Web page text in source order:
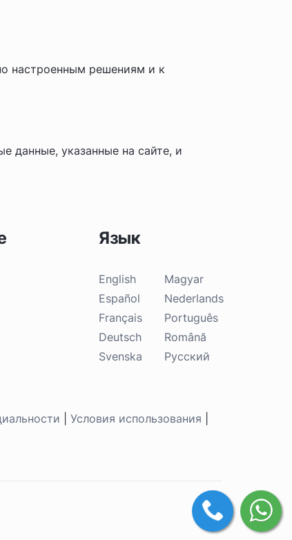
настроенным решениям и к
данные, указанные на сайте, и
Язык
English
Español
Français
Deutsch
Svenska
Magyar
Nederlands
Português
Română
Русский
Условия использования